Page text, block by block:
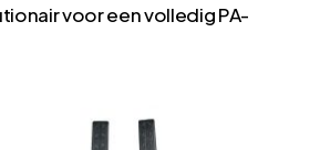
voor een volledig PA-